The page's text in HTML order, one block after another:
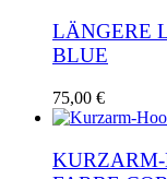
LÄNGERE
BLUE
75,00 €